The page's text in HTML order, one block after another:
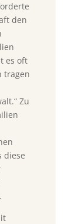
den
es oft
tragen
Zu
diese